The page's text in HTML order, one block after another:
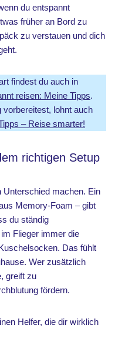
du entspannt
früher an Bord zu
zu verstauen und dich
findest du auch in
reisen: Meine Tipps.
vorbereitest, lohnt auch
– Reise smarter!
richtigen Setup
Unterschied machen. Ein
Memory-Foam – gibt
du ständig
Flieger immer die
Das fühlt
Wer zusätzlich
greift zu
fördern.
Helfer, die dir wirklich